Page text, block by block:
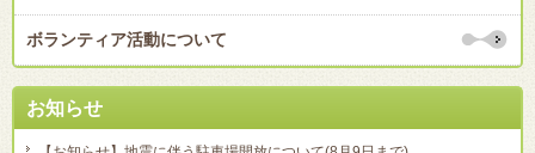
ボランティア活動について
お知らせ